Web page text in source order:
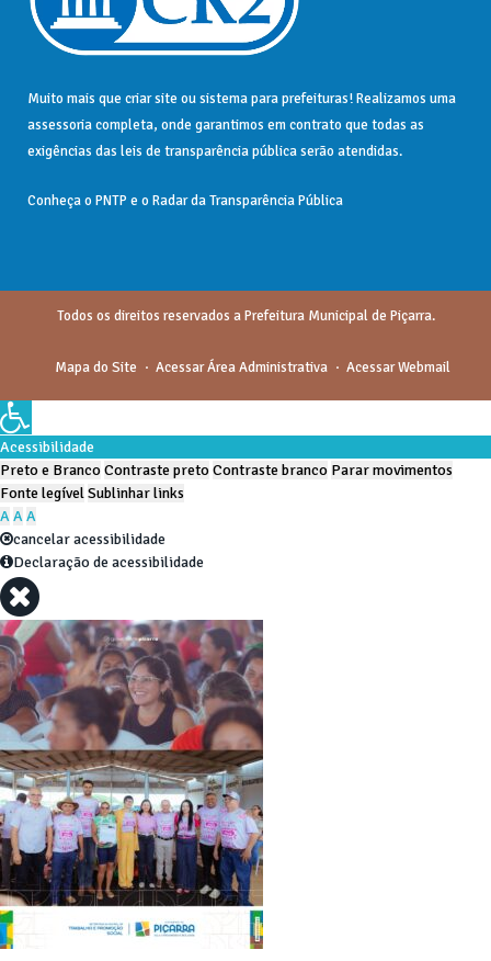
Muito mais que criar site ousistema para prefeituras! Realizamos uma
assessoriacompleta, onde garantimos em contrato que todas as
exigências das leis de transparência públicaserão atendidas.
Conheça o PNTP e o Radar da Transparência Pública
Todos os direitos reservados a Prefeitura Municipal de Piçarra.
Mapa do Site Acessar Área Administrativa Acessar Webmail
Acessibilidade
Preto e BrancoContraste pretoContraste branco Parar movimentos
Fonte legívelSublinhar links
AAA
cancelar acessibilidade
Declaração de acessibilidade